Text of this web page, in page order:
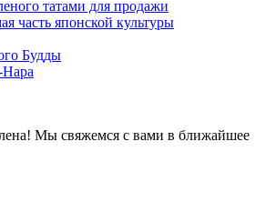
часть японской культуры
Нара
Мы свяжемся с вами в ближайшее